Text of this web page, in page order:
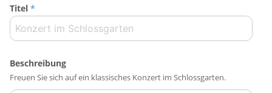
Titel *
Beschreibung
Freuen Sie sich auf ein klassisches Konzert im Schlossgarten.